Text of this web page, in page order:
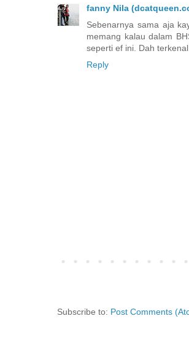
fanny Nila
Sebenarnya sama aja
memang kalau dalam
seperti ef ini. Dah
Reply
Subscribe to: Post Comments